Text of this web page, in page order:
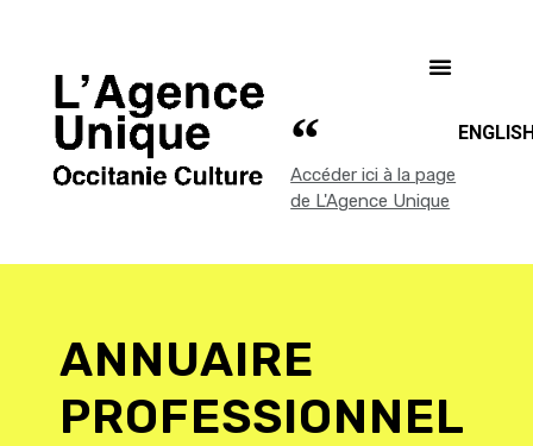
Accéder ici à la page
de L'Agence Unique
ANNUAIRE
PROFESSIONNEL